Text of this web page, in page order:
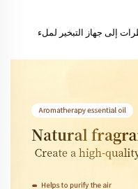
إلى جهاز التبخير لملء